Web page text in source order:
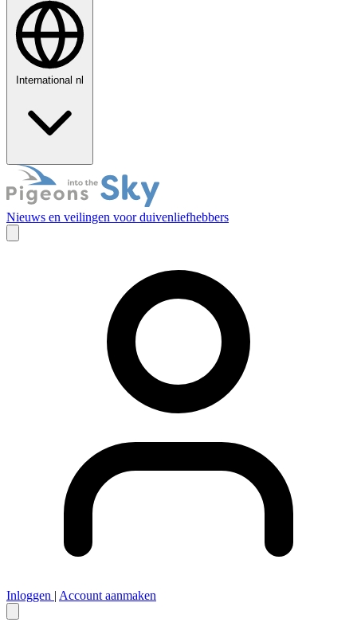
International nl
Nieuws en veilingen voor duivenliefhebbers
Inloggen | Account aanmaken